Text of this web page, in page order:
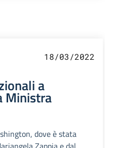
18/03/2022
a
Ministra
dove è stata